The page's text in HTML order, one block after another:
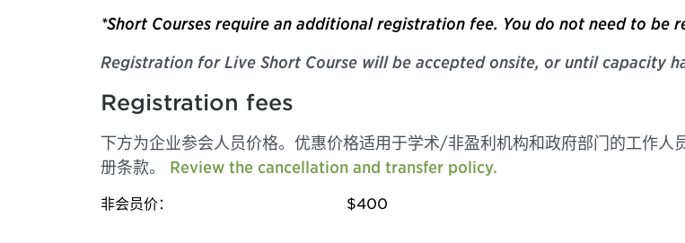
*Short Courses require an additional registration fee. You do not need to be
Registration for Live Short Course will be accepted onsite, or until capacity
Registration fees
下方为企业参会人员价格。优惠价格适用于学术/非盈利机构和政府部门的工作
册条款。 Review the cancellation and transfer policy.
非会员价： $400